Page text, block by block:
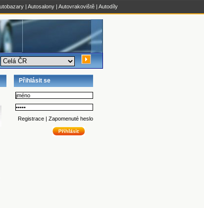
| Autosalony | Autovrakoviště | Autodíly
Přihlásit se
Registrace | Zapomenuté heslo